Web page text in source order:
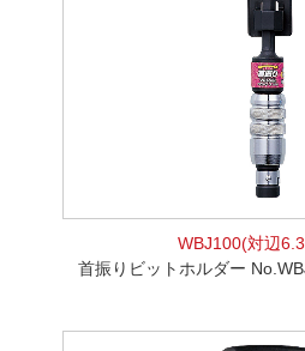
WBJ100(対辺
首振りビットホルダー